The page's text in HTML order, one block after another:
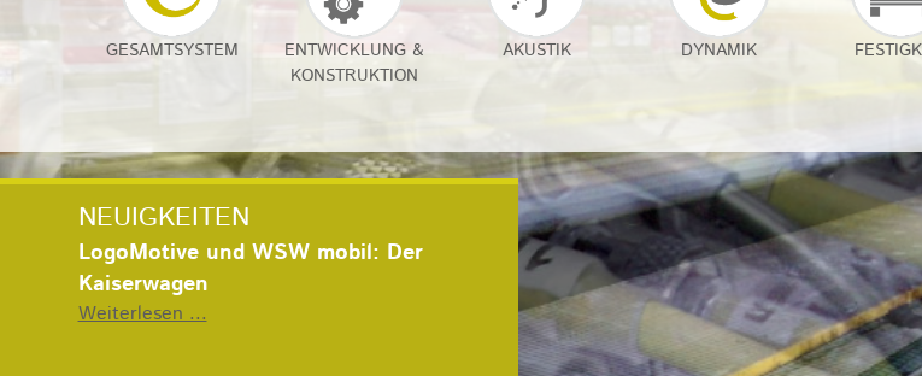
GESAMTSYSTEM
ENTWICKLUNG &
KONSTRUKTION
AKUSTIK DYNAMIK
NEUIGKEITEN
LogoMotive und WSW mobil: Der
Kaiserwagen
Weiterlesen ...